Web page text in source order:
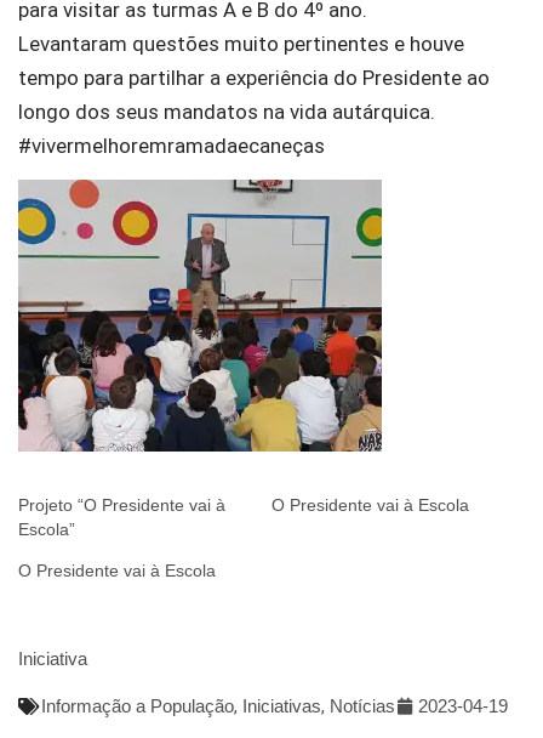
para visitar as turmas A e B do 4º ano.
Levantaram questões muito pertinentes e houve
tempo para partilhar a experiência do Presidente ao
longo dos seus mandatos na vida autárquica.
#vivermelhoremramadaecaneças
Projeto “O Presidente vai à
Escola”
O Presidente vai à Escola
O Presidente vai à Escola
Iniciativa
Informação a População, Iniciativas, Notícias 2023-04-19